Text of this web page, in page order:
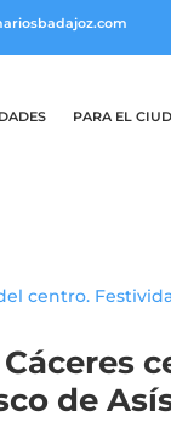
PARA EL
de